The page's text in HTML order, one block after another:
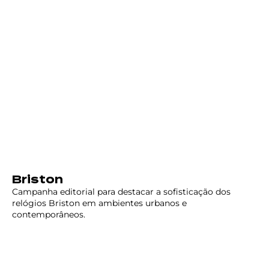
Briston
Campanha editorial para destacar a sofisticação dos
relógios Briston em ambientes urbanos e
contemporâneos.